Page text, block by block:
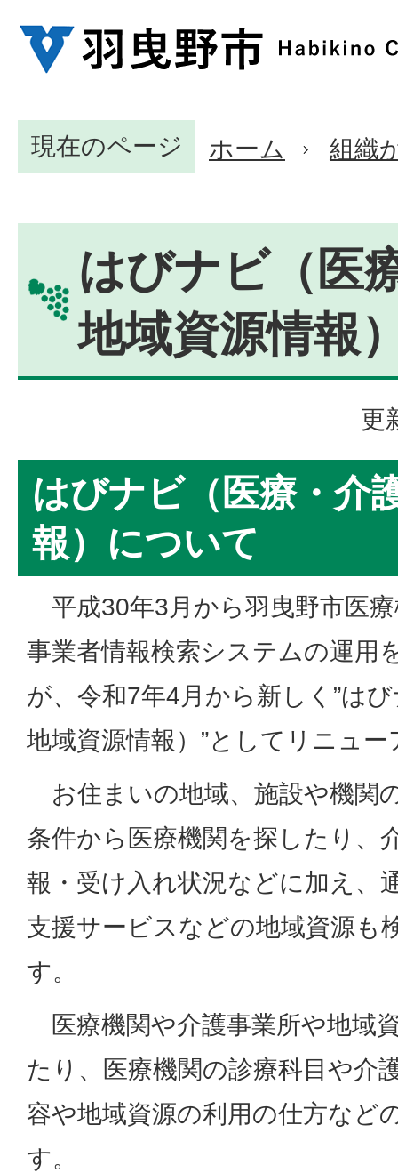
現在のページ ホーム 組織
はびナビ（医
地域資源情報
更
はびナビ（医療・介
報）について
平成30年3月から羽曳野市医
事業者情報検索システムの運用
が、令和7年4月から新しく”は
地域資源情報）”としてリニュ
お住まいの地域、施設や機関
条件から医療機関を探したり、
報・受け入れ状況などに加え、
支援サービスなどの地域資源も
す。
医療機関や介護事業所や地域
たり、医療機関の診療科目や介
容や地域資源の利用の仕方など
す。